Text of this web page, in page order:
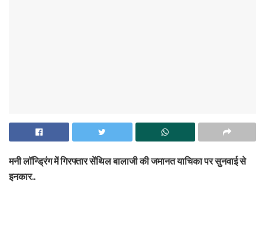
मनी लॉन्ड्रिंग में गिरफ्तार सेंथिल बालाजी की जमानत याचिका पर सुनवाई से
इनकार..